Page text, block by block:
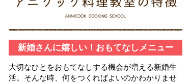
新婚さんに嬉しい！おもてなしメニュー
大切なひとをおもてなしする機会が増える新婚生
活。そんな時、何をつくればよいのかわかりませ